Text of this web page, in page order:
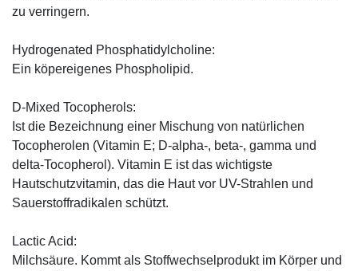
zu verringern.
Hydrogenated Phosphatidylcholine:
Ein köpereigenes Phospholipid.
D-Mixed Tocopherols:
Ist die Bezeichnung einer Mischung von natürlichen
Tocopherolen (Vitamin E; D-alpha-, beta-, gamma und
delta-Tocopherol). Vitamin E ist das wichtigste
Hautschutzvitamin, das die Haut vor UV-Strahlen und
Sauerstoffradikalen schützt.
Lactic Acid:
Milchsäure. Kommt als Stoffwechselprodukt im Körper und